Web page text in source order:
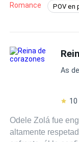
pequeña yorkie? - Tú realmente eres un poco loca e
inmadura
drama pero todo
perro Boss, un
de Londres, la
de Kiara llama su
entre amigos hay códigos.
mayores de 18 años. • No se aceptan
Romance POV en
Independiente
As
10
Odele Zolá fue
altamente